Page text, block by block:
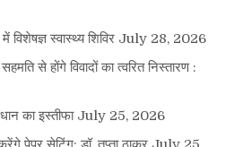
स्वास्थ्य शिविर July 28, 2026
से होंगे विवादों का त्वरित निस्तारण :
का इस्तीफा July 25, 2026